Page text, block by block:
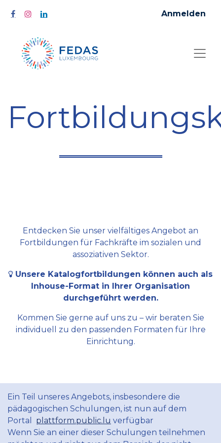
Anmelden
Entdecken Sie unser vielfältiges Angebot an
Fortbildungen für Fachkräfte im sozialen und
assoziativen Sektor.
Unsere Katalogfortbildungen können auch als
Inhouse-Format in Ihrer Organisation
durchgeführt werden.
Kommen Sie gerne auf uns zu – wir beraten Sie
individuell zu den passenden Formaten für Ihre
Einrichtung.
Ein Teil unseres Angebots, insbesondere die
pädagogischen Schulungen, ist nun auf dem
Portal plattform.public.lu verfügbar
Wenn Sie an einer dieser Schulungen teilnehmen